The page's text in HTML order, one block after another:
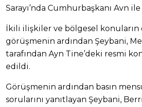
Sarayı’nda Cumhurbaşkanı Avn
İkili ilişkiler ve bölgesel konuların
görüşmenin ardından Şeybani,
tarafından Ayn Tine’deki resmi
edildi.
Görüşmenin ardından basın
sorularını yanıtlayan Şeybani,